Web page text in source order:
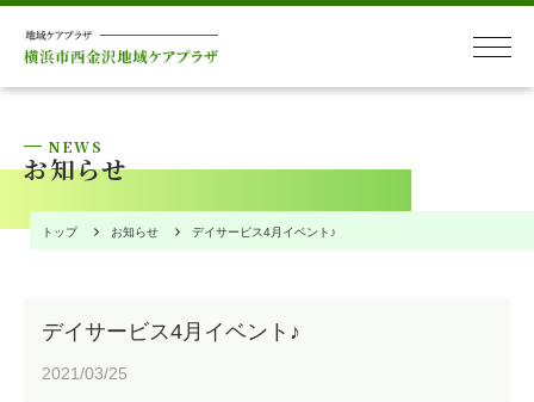
NEWS
お知らせ
トップ お知らせ デイサービス4月イベント♪
デイサービス4月イベント♪
2021/03/25